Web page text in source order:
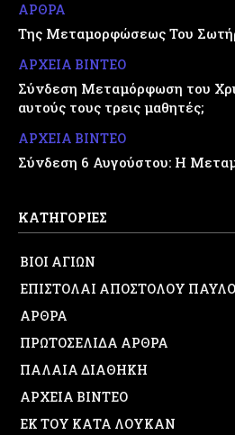
ΑΡΘΡΑ
Της Μεταμορφώσεως Του
ΑΡΧΕΙΑ ΒΙΝΤΕΟ
Σύνδεση Μεταμόρφωση του
αυτούς τους τρεις μαθητές;
ΑΡΧΕΙΑ ΒΙΝΤΕΟ
Σύνδεση 6 Αυγούστου: Η
ΚΑΤΗΓΟΡΙΕΣ
ΒΙΟΙ ΑΓΙΩΝ
ΕΠΙΣΤΟΛΑΙ ΑΠΟΣΤΟΛΟΥ
ΑΡΘΡΑ
ΠΡΩΤΟΣΕΛΙΔΑ ΑΡΘΡΑ
ΠΑΛΑΙΑ ΔΙΑΘΗΚΗ
ΑΡΧΕΙΑ ΒΙΝΤΕΟ
ΕΚ ΤΟΥ ΚΑΤΑ ΛΟΥΚΑΝ